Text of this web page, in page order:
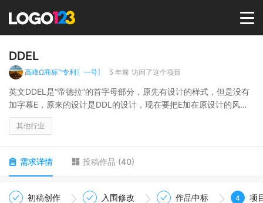
选择套餐→
商标版权
LOGO
DDEL
高峰Ω商标™专利〖一号〗 5 年前 访问了这个项目
英文DDEL是“帝德拉”的首字母部分，原先有设计的样式，但是没有
加字幕E，原来的设计是DDL的设计，现在要把E加在原设计的风格
里，可以按照原风格来，也可以稍作改动，但是不要有大幅度变
动。同时把原图的五角星去掉。企业主要是从事包装材料，尤其是
的整体样式能不能和包装或纸箱的风格或样式关联起来。
其他行业
需求详情 投稿作品 (40)
初稿创作 入围修改 作品中标 4 项